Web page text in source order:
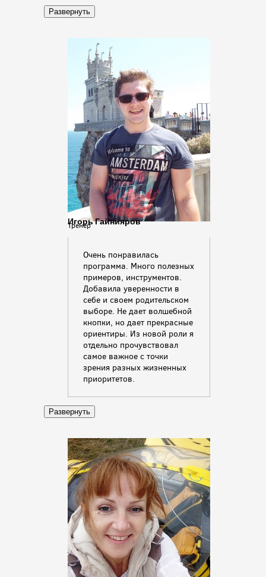
Развернуть
Игорь Гайнияров
Тренер
Очень понравилась
программа. Много полезных
примеров, инструментов.
Добавила уверенности в
себе и своем родительском
выборе. Не дает волшебной
кнопки, но дает прекрасные
ориентиры. Из новой роли я
отдельно прочувствовал
самое важное с точки
зрения разных жизненных
приоритетов.
Развернуть